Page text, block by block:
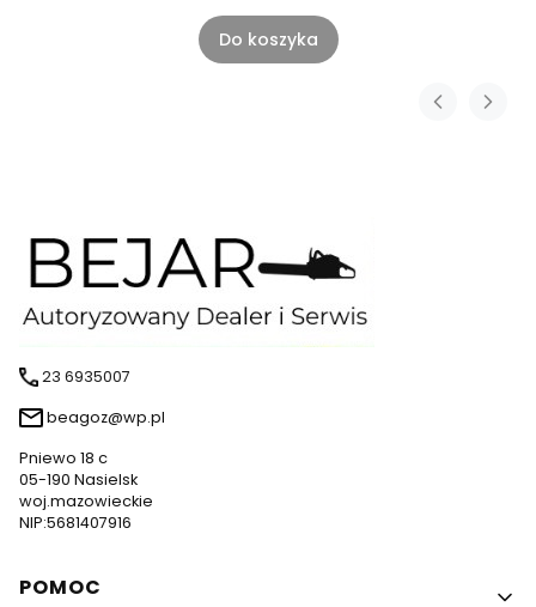
Do koszyka
23 6935007
beagoz@wp.pl
Pniewo 18 c
05-190 Nasielsk
woj.mazowieckie
NIP:5681407916
Linki w stopce
POMOC